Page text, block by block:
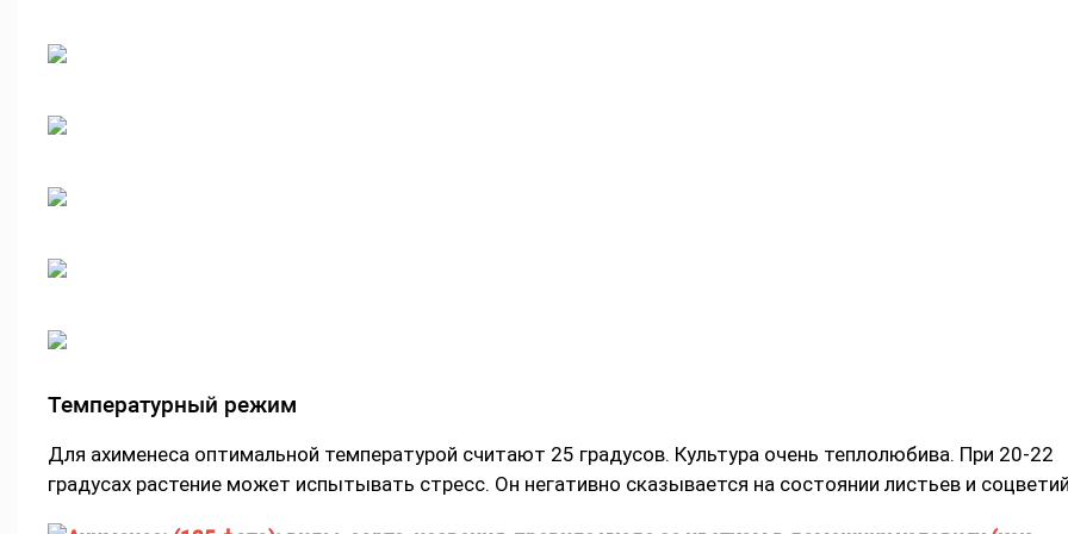
Температурный режим
Для ахименеса оптимальной температурой считают 25 градусов. Культура очень теплолюбива. При 20-22
градусах растение может испытывать стресс. Он негативно сказывается на состоянии листьев и